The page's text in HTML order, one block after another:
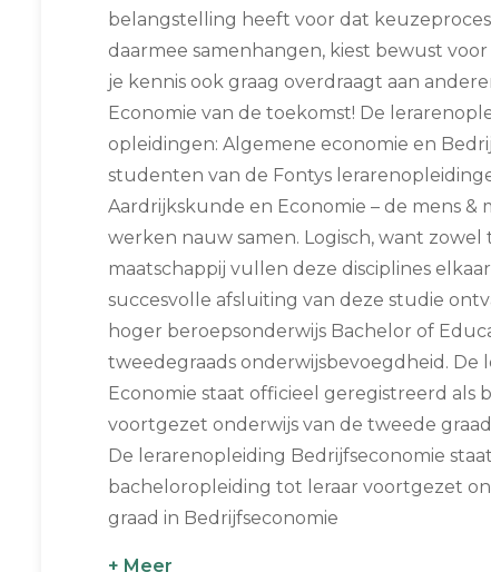
belangstelling heeft voor dat
daarmee samenhangen, kiest bewust voor
je kennis ook graag overdraagt aan
Economie van de toekomst! De
opleidingen: Algemene economie en
studenten van de Fontys
Aardrijkskunde en Economie – de mens &
werken nauw samen. Logisch, want zowel
maatschappij vullen deze disciplines
succesvolle afsluiting van deze studie
hoger beroepsonderwijs Bachelor of
tweedegraads onderwijsbevoegdheid. De
Economie staat officieel geregistreerd als
voortgezet onderwijs van de tweede
De lerarenopleiding Bedrijfseconomie
bacheloropleiding tot leraar voortgezet
graad in Bedrijfseconomie
+ Meer